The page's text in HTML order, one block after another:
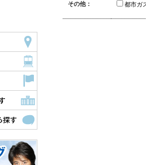
その他： 都市ガ